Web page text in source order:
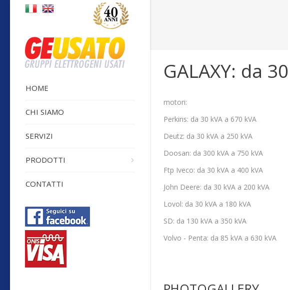
HOME
CHI SIAMO
SERVIZI
PRODOTTI
CONTATTI
GALAXY: da
motori:
Perkins: da 30 kVA a
Deutz: da 30 kVA a
Doosan: da 300 kVA
Ftp Iveco: da 30 kVA
John Deere: da 30
Lovol: da 30 kVA a
SD: da 130 kVA a
Volvo - Penta: da 85